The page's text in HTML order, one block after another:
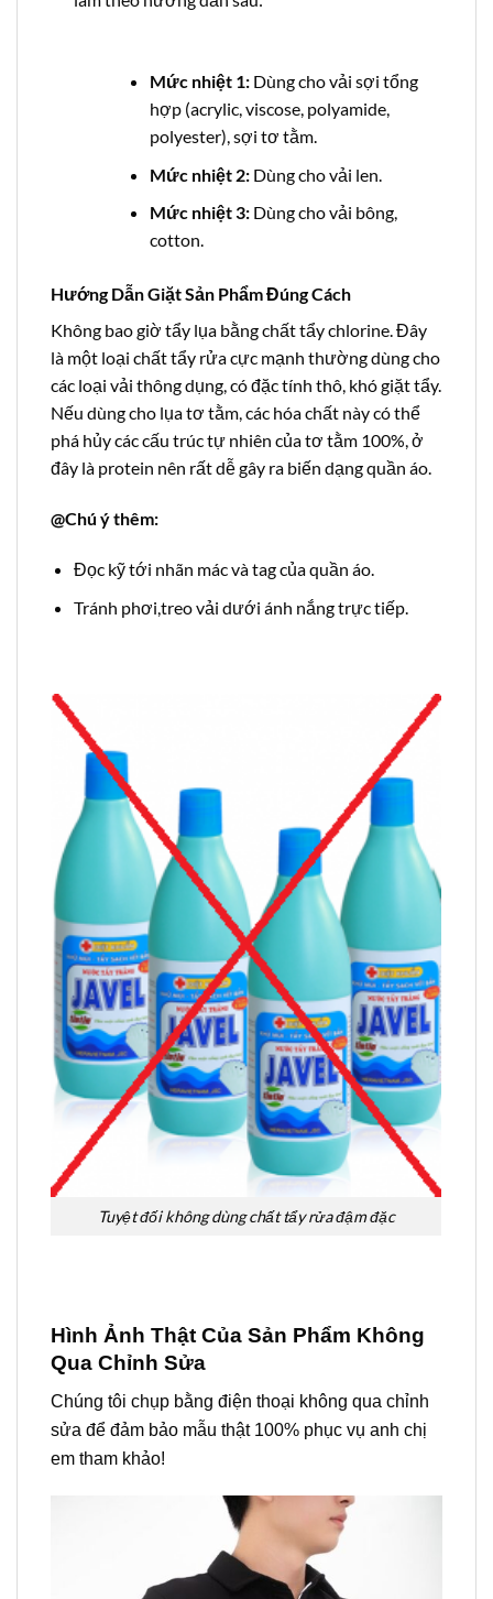
Mức nhiệt 1:Dùng cho vải sợi tổng
hợp (acrylic, viscose, polyamide,
polyester), sợi tơ tằm.
Mức nhiệt 2: Dùng cho vải len.
Mức nhiệt 3: Dùng cho vải bông,
cotton.
Hướng Dẫn Giặt Sản Phẩm Đúng Cách
Không bao giờ tẩy lụa bằng chất tẩy chlorine. Đây
là một loại chất tẩy rửa cực mạnh thường dùng cho
các loại vải thông dụng, có đặc tính thô, khó giặt tẩy.
Nếu dùng cho lụa tơ tằm, các hóa chất này có thể
phá hủy các cấu trúc tự nhiên của tơ tằm 100%, ở
đây là protein nên rất dễ gây ra biến dạng quần áo.
@Chú ý thêm:
Đọc kỹ tới nhãn mác và tag của quần áo.
Tránh phơi,treo vải dưới ánh nắng trực tiếp.
Tuyệt đối không dùng chất tẩy rửa đậm đặc
Hình Ảnh Thật Của Sản Phẩm Không
Qua Chỉnh Sửa
Chúng tôi chụp bằng điện thoại không qua chỉnh
sửa để đảm bảo mẫu thật 100% phục vụ anh chị
em tham khảo!